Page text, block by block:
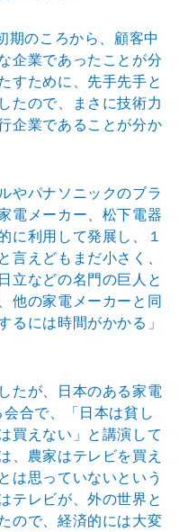
期のころから、顧客中
企業であったことが分
すために、先手先手と
たので、まさに技術力
企業であることが分か
やパナソニックのブラ
電メーカー、松下電器
に利用して発展し、１
言えどもまだ小さく、
立などの名門の巨人と
他の家電メーカーと同
るには時間がかかる」
たが、日本のある家電
合で、「日本は貧し
買えない」と講演して
、農家はテレビを買え
は思っていないという
テレビが、外の世界と
ので、経済的には大変